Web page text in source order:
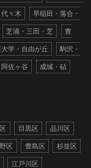
々木 早稲田・落合・
芝浦・三田・芝 豊
学・自由が丘 駒沢・
佐ヶ谷 成城・砧
目黒区 品川区
区 豊島区 杉並区
江戸川区